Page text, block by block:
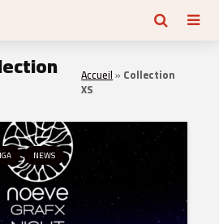
Accueil» Collection
XS
NEWS